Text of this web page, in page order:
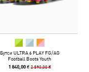
Бутси ULTRA 6 PLAY FG/AG
Football Boots Youth
1 840,00 ₴2 590,00 ₴